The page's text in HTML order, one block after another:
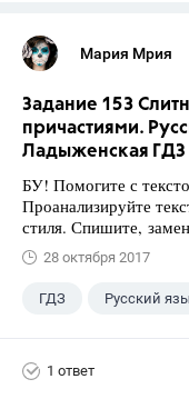
Мария Мрия
Задание 153
причастиями.
Ладыженская ГДЗ
БУ! Помогите с
Проанализируйте
стиля. Спишите,
28 октября 2017
ГДЗ Русский
1 ответ